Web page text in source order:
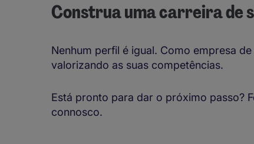
Construa uma carreira de
Nenhum perfil é igual. Como empresa
valorizando as suas competências.
Está pronto para dar o próximo passo?
connosco.